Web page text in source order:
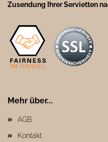
Zusendung Ihrer Servietten
Mehr über...
AGB
Kontakt